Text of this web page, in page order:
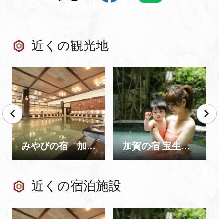
近くの観光地
みやびの宿 加賀百万石 加賀の宿 宝生亭｜ウェルカムベビーのお宿
近くの宿泊施設